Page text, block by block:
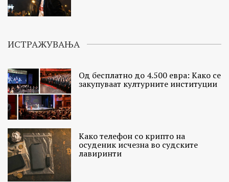
ИСТРАЖУВАЊА
Од бесплатно до 4.500 евра: Како се
закупуваат културните институции
Како телефон со крипто на
осуденик исчезна во судските
лавиринти